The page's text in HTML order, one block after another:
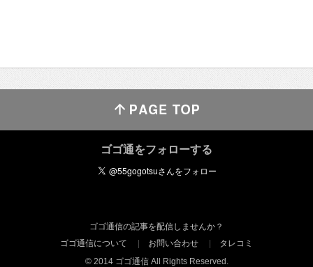
ゴゴ通をフォローする
ゴゴ通信の記事を配信しませんか？
ゴゴ通信について
お問い合わせ
タレコミ
© 2014 ゴゴ通信 All Rights Reserved.